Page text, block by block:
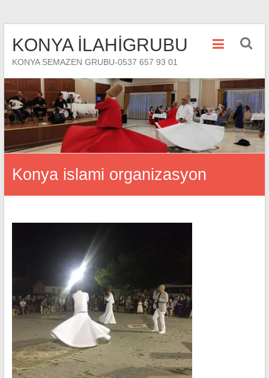
KONYA İLAHİGRUBU
KONYA SEMAZEN GRUBU-0537 657 93 01
Konya islami organizasyon